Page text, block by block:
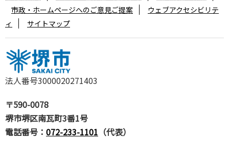
法人番号3000020271403
〒590-0078
堺市堺区南瓦町3番1号
電話番号： 072-233-1101 （代表）
市政・ホームページへのご意見ご提案
ウェブアクセシビリテ
ィ
サイトマップ